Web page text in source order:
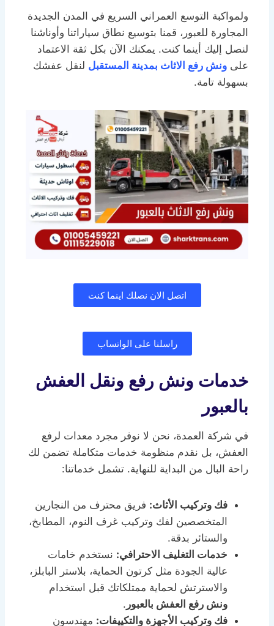
ولمواكبة التوسع العمراني السريع في المدن الجديدة
المجاورة للعبور، قمنا بتوسيع نطاق سياراتنا وأوناشنا
لنصل إليك أينما كنت. يمكنك الآن بكل ثقة الاعتماد
على ونش رفع الاثاث بمدينة المستقبل لنقل عفشك
بسهولة تامة.
اتصل الان نصلك اينما كنت
راسلنا على الواتساب
خدمات ونش رفع ونقل العفش
بالعبور
في شركة العمدة، نحن لا نوفر مجرد معدات لرفع
العفش، بل نقدم منظومة خدمات متكاملة تضمن لك
راحة البال من البداية للنهاية. تشمل خدماتنا:
فك وتركيب الأثاث: فريق محترف من النجارين
المتخصصين لفك وتركيب غرف النوم، المطابخ،
والستائر بدقة.
خدمات التغليف الاحترافي: نستخدم خامات
عالية الجودة مثل كرتون الحماية، بلاستر البابلز،
والاسترتش لحماية ممتلكاتك قبل استخدام
ونش رفع العفش بالعبور .
فك وتركيب الأجهزة والتكييفات: مهندسون